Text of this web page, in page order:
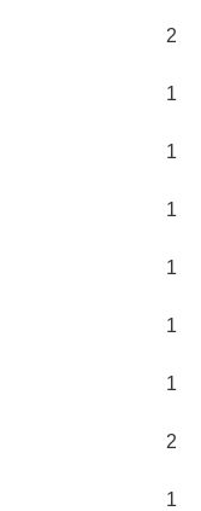
2
1
1
1
1
1
1
2
1